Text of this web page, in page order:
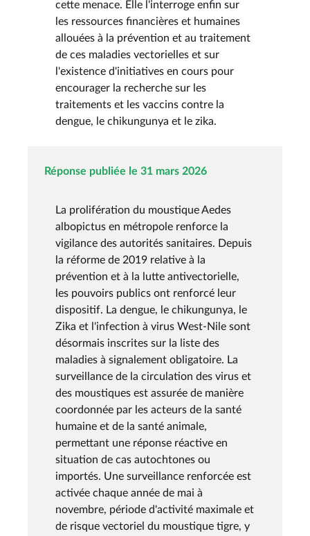
cette menace. Elle l'interroge enfin sur
les ressources financières et humaines
allouées à la prévention et au traitement
de ces maladies vectorielles et sur
l'existence d'initiatives en cours pour
encourager la recherche sur les
traitements et les vaccins contre la
dengue, le chikungunya et le zika.
Réponse publiée le 31 mars 2026
La prolifération du moustique Aedes
albopictus en métropole renforce la
vigilance des autorités sanitaires. Depuis
la réforme de 2019 relative à la
prévention et à la lutte antivectorielle,
les pouvoirs publics ont renforcé leur
dispositif. La dengue, le chikungunya, le
Zika et l'infection à virus West-Nile sont
désormais inscrites sur la liste des
maladies à signalement obligatoire. La
surveillance de la circulation des virus et
des moustiques est assurée de manière
coordonnée par les acteurs de la santé
humaine et de la santé animale,
permettant une réponse réactive en
situation de cas autochtones ou
importés. Une surveillance renforcée est
activée chaque année de mai à
novembre, période d'activité maximale et
de risque vectoriel du moustique tigre, y